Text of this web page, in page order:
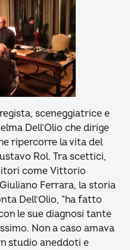
sceneggiatrice e
Dell’Olio che dirige
ripercorre la vita del
Rol. Tra scettici,
come Vittorio
Ferrara, la storia
Dell’Olio, “ha fatto
le sue diagnosi tante
Non a caso amava
studio aneddoti e